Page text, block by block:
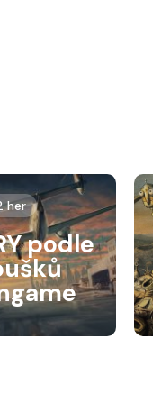
her
podle